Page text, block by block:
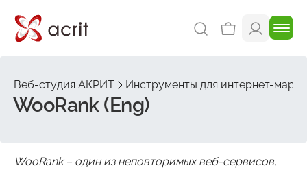
Веб-студия АКРИТ Инструменты для интернет-
WooRank (Eng)
WooRank– один из неповторимых веб-сервисов,